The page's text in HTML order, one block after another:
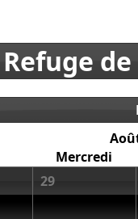
Refuge
Mercredi
29